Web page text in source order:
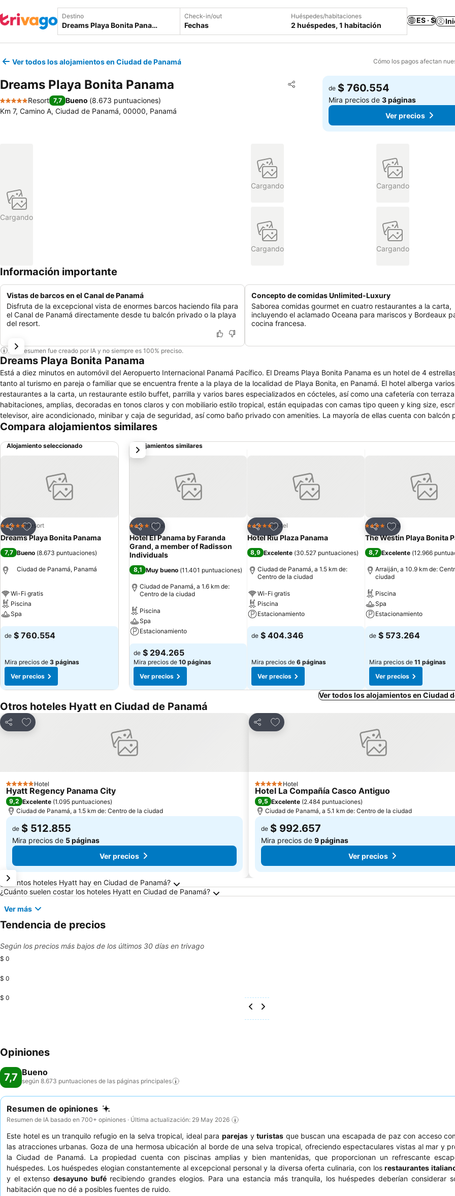
Destino Check-in/out
Fechas
Huéspedes/habitaciones
2 huéspedes, 1 habitación
ES · $
Ver todos los alojamientos en Ciudad de Panamá Cómo los pagos afectan
Dreams Playa Bonita Panama Compartir
Agregar a favoritos
5 Estrellas
Resort 7,7 Bueno (8.673 puntuaciones)
Km 7, Camino A, Ciudad de Panamá, 00000, Panamá
de $ 760.554
Mira precios de3 páginas
Ver precios
Cargando
Cargando Cargando
Cargando Cargando
Información importante
Vistas de barcos en el Canal de Panamá
Disfruta de la excepcional vista de enormes barcos haciendo fila para
el Canal de Panamá directamente desde tu balcón privado o la playa
del resort.
Concepto de comidas Unlimited-Luxury
Saborea comidas gourmet en cuatro restaurantes a la carta,
incluyendo el aclamado Oceana para mariscos y Bordeaux
cocina francesa.
Este resumen fue creado por IA y no siempre es 100% preciso.
Dreams Playa Bonita Panama
Está a diez minutos en automóvil del Aeropuerto Internacional Panamá Pacífico. El Dreams Playa Bonita Panama es un hotel de 4
tanto al turismo en pareja o familiar que se encuentra frente a la playa de la localidad de Playa Bonita, en Panamá. El hotel alberga varios
restaurantes a la carta, un restaurante estilo buffet, parrilla y varios bares especializados en cócteles, así como una cafetería con
habitaciones, amplias, decoradas en tonos claros y con mobiliario estilo tropical, están equipadas con camas tipo queen y king size,
televisor, aire acondicionado, minibar y caja de seguridad, así como baño privado con amenities. La mayoría de ellas cuenta con balcón
amueblado y con vistas al mar. El Dreams Playa Bonita Panama ofrece a sus huéspedes piscina exterior con tumbonas, amplia zona de
actividades para toda la familia.
Compara alojamientos similares
Alojamiento seleccionado
Compartir
Agregar a favoritos
5 EstrellasResort
Dreams Playa Bonita Panama
7,7 Bueno (8.673 puntuaciones)
Ciudad de Panamá, Panamá
Wi-Fi gratis
Piscina
Spa
de $ 760.554
Mira precios de 3 páginas
Ver precios
Alojamientos similares
Compartir
Agregar a favoritos
4 EstrellasHotel
Hotel El Panama by Faranda
Grand, a member of Radisson
Individuals
8,1 Muy bueno (11.401 puntuaciones)
Ciudad de Panamá, a 1.6 km de:
Centro de la ciudad
Piscina
Spa
Estacionamiento
de $ 294.265
Mira precios de 10 páginas
Ver precios
Compartir
Agregar a favoritos
5 EstrellasHotel
Hotel Riu Plaza Panama
8,9 Excelente (30.527 puntuaciones)
Ciudad de Panamá, a 1.5 km de:
Centro de la ciudad
Wi-Fi gratis
Piscina
Estacionamiento
de $ 404.346
Mira precios de 6 páginas
Ver precios
Compartir
Agregar a
4 EstrellasHotel
The Westin Playa Bonita
8,7 Excelente (12.966
Arraiján, a 10.9 km de:
ciudad
Piscina
Spa
Estacionamiento
de $ 573.264
Mira precios de 11 páginas
Ver precios
siguiente
Ver todos los alojamientos en Ciudad
Otros hoteles Hyatt en Ciudad de Panamá
Compartir
Agregar a favoritos
5 EstrellasHotel
Hyatt Regency Panama City
9,2 Excelente (1.095 puntuaciones)
Ciudad de Panamá, a 1.5 km de: Centro de la ciudad
de $ 512.855
Mira precios de 5 páginas
Ver precios
Compartir
Agregar a favoritos
5 EstrellasHotel
Hotel La Compañía Casco Antiguo
9,5 Excelente (2.484 puntuaciones)
Ciudad de Panamá, a 5.1 km de: Centro de la ciudad
de $ 992.657
Mira precios de 9 páginas
Ver precios
Preguntas frecuentes sobre Ciudad de Panamá
¿Cuántos hoteles Hyatt hay en Ciudad de Panamá?
¿Cuánto suelen costar los hoteles Hyatt en Ciudad de Panamá?
Ver más
Tendencia de precios
Según los precios más bajos de los últimos 30 días en trivago
$ 0
$ 0
$ 0
Opiniones
7,7 Bueno
según 8.673 puntuaciones de las páginas principales
Resumen de opiniones
Resumen de IA basado en 700+ opiniones · Última actualización: 29 May 2026
Este hotel es un tranquilo refugio en la selva tropical, ideal para parejas yturistas que buscan una escapada de paz con acceso
las atracciones urbanas. Goza de una hermosa ubicación al borde de una selva tropical, ofreciendo espectaculares vistas al mar y
la Ciudad de Panamá. La propiedad cuenta con piscinas amplias y bien mantenidas, que proporcionan un refrescante
huéspedes. Los huéspedes elogian constantemente al excepcional personal y la diversa oferta culinaria, con losrestaurantes
y el extenso desayuno buférecibiendo grandes elogios. Para una estancia más tranquila, los huéspedes deberían considerar
habitación que no dé a posibles fuentes de ruido.